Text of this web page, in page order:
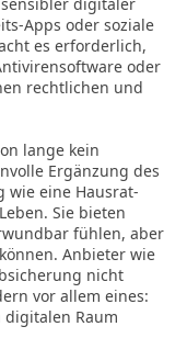
Apps oder soziale
es erforderlich,
oder
rechtlichen und
lange kein
Ergänzung des
wie eine Hausrat-
Sie bieten
fühlen, aber
Anbieter wie
nicht
vor allem eines:
Raum